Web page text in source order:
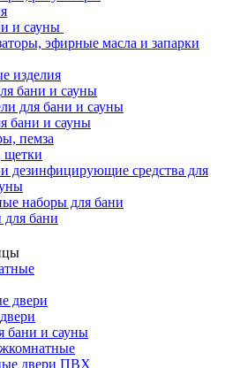
и сауны
эфирные масла и запарки
изделия
бани и сауны
для бани и сауны
бани и сауны
пемза
щетки
средства для
наборы для бани
для бани
двери
бани и сауны
двери ПВХ